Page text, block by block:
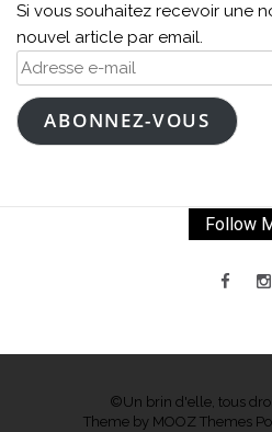
Si vous souhaitez recevoir une
nouvel article par email.
Adresse
e-
mailABONNEZ-VOUS
Follow
©Un brin d'elle, tous
Theme by MOOZ Themes